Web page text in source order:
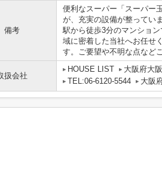
備考
便利なスーパー「スーパー
が、充実の設備が整ってい
駅から徒歩3分のマンショ
域に密着した当社へお任せ
す。ご要望や不明な点など
扱会社
HOUSE LIST
大阪府大
TEL:06-6120-5544
大阪